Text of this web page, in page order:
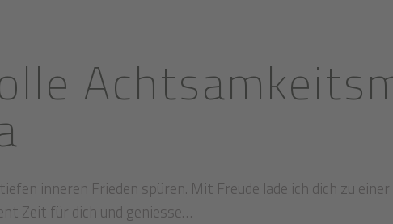
inneren Frieden spüren. Mit Freude lade ich dich zu
Zeit für dich und geniesse…